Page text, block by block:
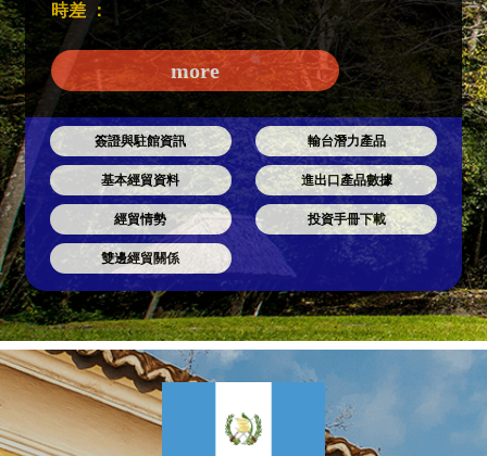
時差 ：
more
簽證與駐館資訊 輸台潛力產品
基本經貿資料 進出口產品數據
經貿情勢 投資手冊下載
雙邊經貿關係